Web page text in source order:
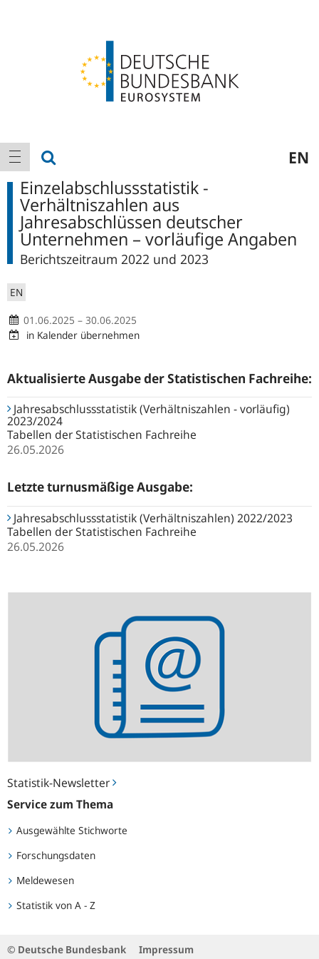
Hauptnavigation
Navigation anzeigen EN
Statistik-Newsletter
Service zum Thema
Ausgewählte Stichworte
Forschungsdaten
Meldewesen
Statistik von A - Z
Einzelabschlussstatistik -
Verhältniszahlen aus
Jahresabschlüssen deutscher
Unternehmen – vorläufige Angaben
Berichtszeitraum 2022 und 2023
EN
01.06.2025 – 30.06.2025
in Kalender übernehmen
Aktualisierte Ausgabe der Statistischen Fachreihe:
Jahresabschlussstatistik (Verhältniszahlen - vorläufig)
2023/2024
Tabellen der Statistischen Fachreihe
26.05.2026
Letzte turnusmäßige Ausgabe:
Jahresabschlussstatistik (Verhältniszahlen) 2022/2023
Tabellen der Statistischen Fachreihe
26.05.2026
© Deutsche Bundesbank Impressum